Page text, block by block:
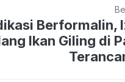
Berformalin,
Ikan Giling di